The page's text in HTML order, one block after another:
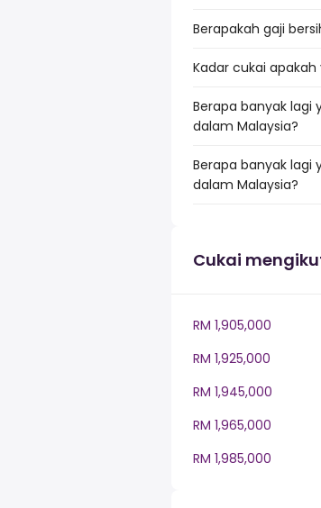
Berapakah gaji
Kadar cukai apakah
Berapa banyak lagi
dalam Malaysia?
Berapa banyak lagi
dalam Malaysia?
Cukai
RM 1,905,000
RM 1,925,000
RM 1,945,000
RM 1,965,000
RM 1,985,000